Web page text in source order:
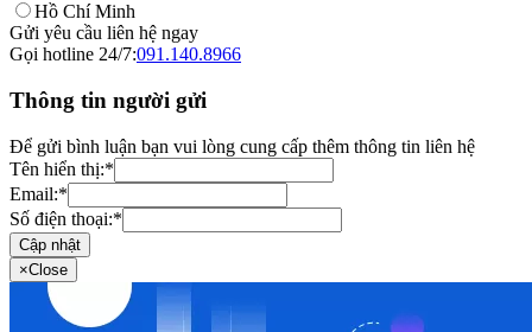
Hồ Chí Minh
Gửi yêu cầu liên hệ ngay
Gọi hotline 24/7:091.140.8966
Thông tin người gửi
Để gửi bình luận bạn vui lòng cung cấp thêm thông tin liên hệ
Tên hiển thị:*
Email:*
Số điện thoại:*
Cập nhật
×Close